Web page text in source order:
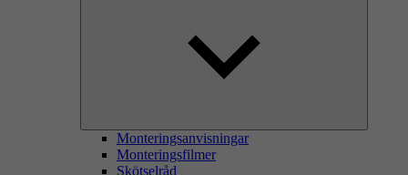
Monteringsanvisningar
Monteringsfilmer
Skötselråd